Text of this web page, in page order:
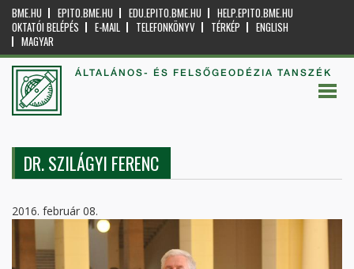
BME.HU EPITO.BME.HU EDU.EPITO.BME.HU
HELP.EPITO.BME.HU
OKTATÓI BELÉPÉS
E-MAIL TELEFONKÖNYV TÉRKÉP
ENGLISH
MAGYAR
ÁLTALÁNOS- ÉS FELSŐGEODÉZIA TANSZÉK
DR. SZILÁGYI FERENC
2016. február 08.